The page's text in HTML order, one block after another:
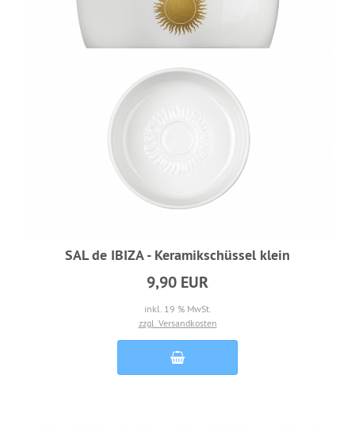
SAL de IBIZA - Keramikschüssel klein
9,90 EUR
inkl. 19 % MwSt.
zzgl. Versandkosten